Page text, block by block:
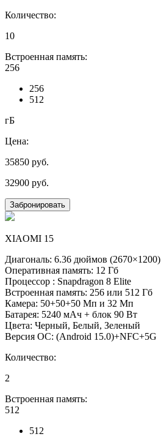
Количество:
10
Встроенная память:
256
256
512
гБ
Цена:
35850 руб.
32900 руб.
Забронировать
XIAOMI 15
Диагональ: 6.36 дюймов (2670×1200)
Оперативная память: 12 Гб
Процессор : Snapdragon 8 Elite
Встроенная память: 256 или 512 Гб
Камера: 50+50+50 Мп и 32 Мп
Батарея: 5240 мАч + блок 90 Вт
Цвета: Черный, Белый, Зеленый
Версия ОС: (Android 15.0)+NFC+5G
Количество:
2
Встроенная память:
512
512